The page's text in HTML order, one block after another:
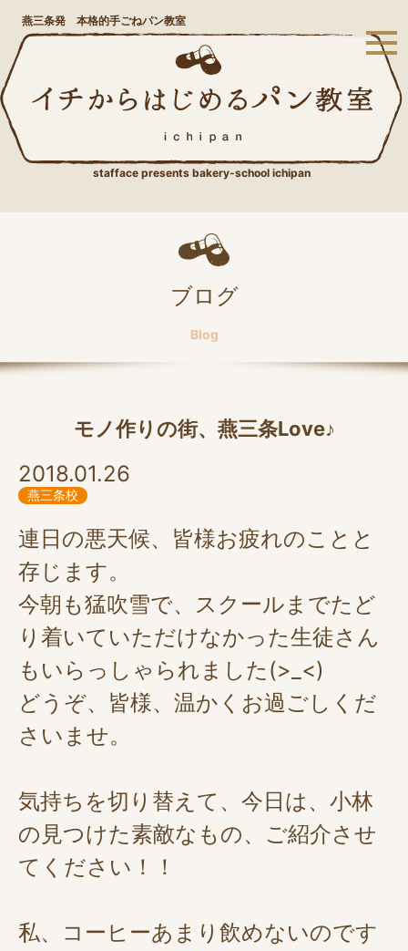
燕三条発 本格的手ごねパン教室
stafface presents bakery-school ichipan
ブログ
Blog
モノ作りの街、燕三条Love♪
2018.01.26
燕三条校
連日の悪天候、皆様お疲れのことと
存じます。
今朝も猛吹雪で、スクールまでたど
り着いていただけなかった生徒さん
もいらっしゃられました(>_<)
どうぞ、皆様、温かくお過ごしくだ
さいませ。
気持ちを切り替えて、今日は、小林
の見つけた素敵なもの、ご紹介させ
てください！！
私、コーヒーあまり飲めないのです